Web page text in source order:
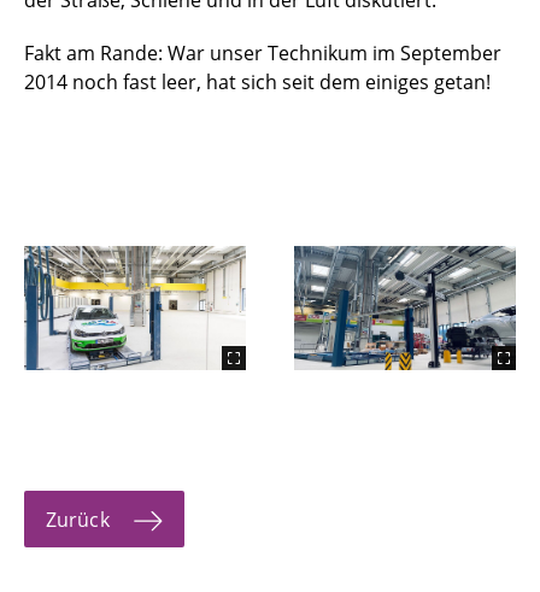
Fakt am Rande: War unser Technikum im September
2014 noch fast leer, hat sich seit dem einiges getan!
Zurück